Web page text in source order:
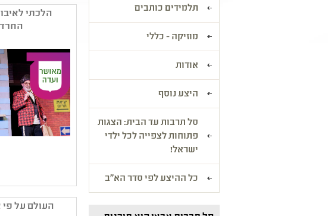
בע"מ
קטגוריה:
,תיאטרון נוער
נושאים:
ישראל
,יחסים ,חוויות
הלכתי
משמחי לב
קטגוריה:
העולם על פי
תלמידים כותבים
מוזיקה - כללי
אודות
היצע נוסף
סל תרבות עד הבית: הצגות
פתוחות לצפייה לכל ילדי
ישראל!
כל ההיצע לפי סדר הא"ב